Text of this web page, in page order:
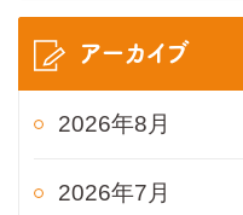
アーカイブ
2026年8月
2026年7月